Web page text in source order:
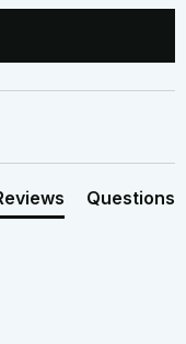
Questions